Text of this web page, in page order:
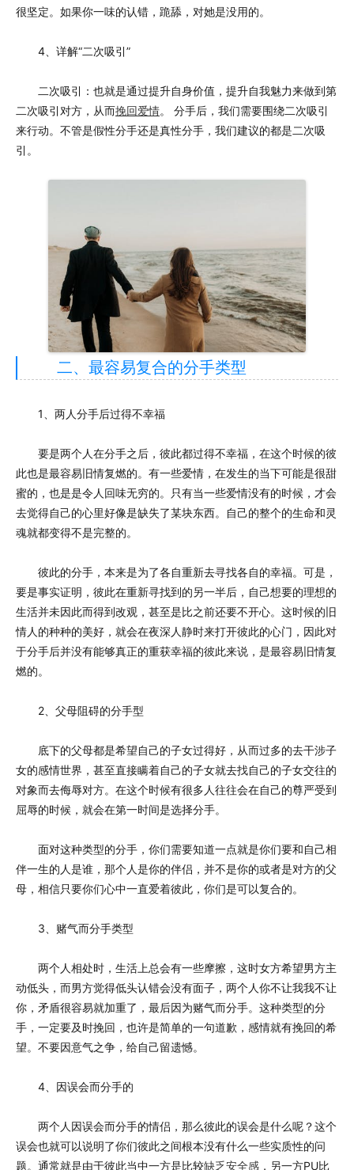
很坚定。如果你一味的认错，跪舔，对她是没用的。
4、详解“二次吸引”
二次吸引：也就是通过提升自身价值，提升自我魅力来做到第
二次吸引对方，从而挽回爱情。 分手后，我们需要围绕二次吸引
来行动。不管是假性分手还是真性分手，我们建议的都是二次吸
引。
二、最容易复合的分手类型
1、两人分手后过得不幸福
要是两个人在分手之后，彼此都过得不幸福，在这个时候的彼
此也是最容易旧情复燃的。有一些爱情，在发生的当下可能是很甜
蜜的，也是是令人回味无穷的。只有当一些爱情没有的时候，才会
去觉得自己的心里好像是缺失了某块东西。自己的整个的生命和灵
魂就都变得不是完整的。
彼此的分手，本来是为了各自重新去寻找各自的幸福。可是，
要是事实证明，彼此在重新寻找到的另一半后，自己想要的理想的
生活并未因此而得到改观，甚至是比之前还要不开心。这时候的旧
情人的种种的美好，就会在夜深人静时来打开彼此的心门，因此对
于分手后并没有能够真正的重获幸福的彼此来说，是最容易旧情复
燃的。
2、父母阻碍的分手型
底下的父母都是希望自己的子女过得好，从而过多的去干涉子
女的感情世界，甚至直接瞒着自己的子女就去找自己的子女交往的
对象而去侮辱对方。在这个时候有很多人往往会在自己的尊严受到
屈辱的时候，就会在第一时间是选择分手。
面对这种类型的分手，你们需要知道一点就是你们要和自己相
伴一生的人是谁，那个人是你的伴侣，并不是你的或者是对方的父
母，相信只要你们心中一直爱着彼此，你们是可以复合的。
3、赌气而分手类型
两个人相处时，生活上总会有一些摩擦，这时女方希望男方主
动低头，而男方觉得低头认错会没有面子，两个人你不让我我不让
你，矛盾很容易就加重了，最后因为赌气而分手。这种类型的分
手，一定要及时挽回，也许是简单的一句道歉，感情就有挽回的希
望。不要因意气之争，给自己留遗憾。
4、因误会而分手的
两个人因误会而分手的情侣，那么彼此的误会是什么呢？这个
误会也就可以说明了你们彼此之间根本没有什么一些实质性的问
题。通常就是由于彼此当中一方是比较缺乏安全感 ，另一方PU比